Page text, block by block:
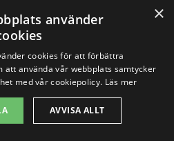
och bästa pris.
städer i närheten av
få hjälp med
×
använder
cookies för att förbättra
att använda vår webbplats samtycker
med vår cookiepolicy. Läs mer
AVVISA ALLT